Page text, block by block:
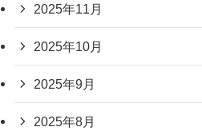
2025年11月
2025年10月
2025年9月
2025年8月